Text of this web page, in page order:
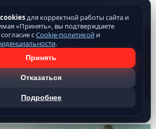
cookiesдля корректной работы сайта и
«Принять», вы подтверждаете
сCookie-политикой и
.
Принять
Отказаться
Подробнее